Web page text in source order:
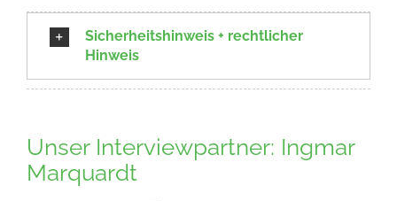
Sicherheitshinweis + rechtlicher
Hinweis
Unser Interviewpartner: Ingmar
Marquardt